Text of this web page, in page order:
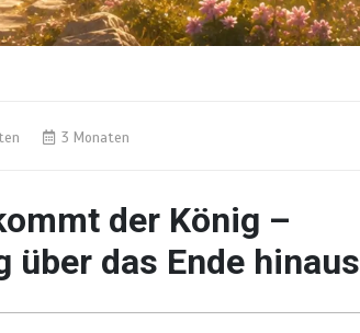
3 Monaten
der König –
über das Ende hinaus